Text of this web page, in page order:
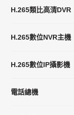
H.265類比高清DVR
H.265數位NVR主機
H.265數位IP攝影機
電話總機